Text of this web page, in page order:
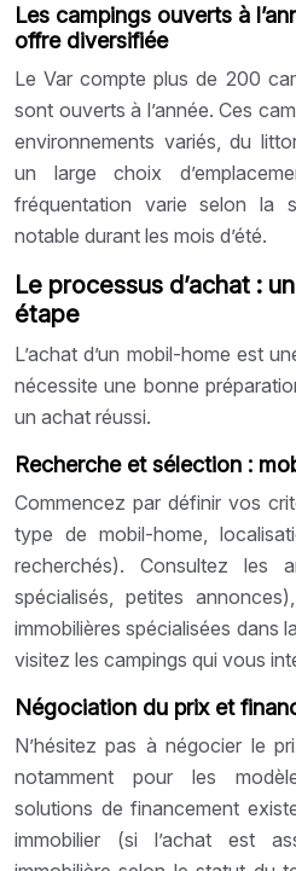
Les campings ouverts à
offre diversifiée
Le Var compte plus de 200
sont ouverts à l’année. Ces
environnements variés, du
un large choix
fréquentation varie selon la
notable durant les mois d’été.
Le processus d’achat :
étape
L’achat d’un mobil-home est
nécessite une bonne
un achat réussi.
Recherche et sélection :
Commencez par définir vos
type de mobil-home,
recherchés). Consultez les
spécialisés, petites
immobilières spécialisées dans
visitez les campings qui vous
Négociation du prix et
N’hésitez pas à négocier le
notamment pour les
solutions de financement
immobilier (si l’achat est